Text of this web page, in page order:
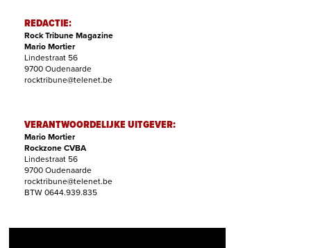
REDACTIE:
Rock Tribune Magazine
Mario Mortier
Lindestraat 56
9700 Oudenaarde
rocktribune@telenet.be
VERANTWOORDELIJKE UITGEVER:
Mario Mortier
Rockzone CVBA
Lindestraat 56
9700 Oudenaarde
rocktribune@telenet.be
BTW 0644.939.835